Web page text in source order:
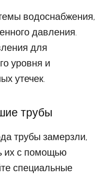
водоснабжения,
давления.
для
уровня и
утечек.
трубы
трубы замерзли,
их с помощью
специальные